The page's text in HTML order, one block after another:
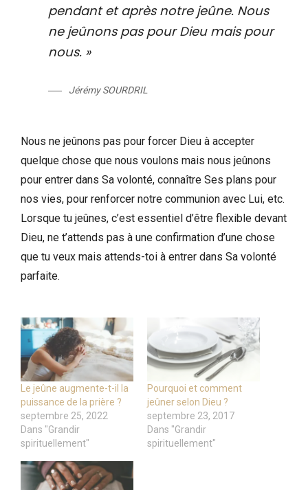
pendant et après notre jeûne. Nous
ne jeûnons pas pour Dieu mais pour
nous. »
Jérémy SOURDRIL
Nous ne jeûnons pas pour forcer Dieu à accepter
quelque chose que nous voulons mais nous jeûnons
pour entrer dans Sa volonté, connaître Ses plans pour
nos vies, pour renforcer notre communion avec Lui, etc.
Lorsque tu jeûnes, c’est essentiel d’être flexible devant
Dieu, ne t’attends pas à une confirmation d’une chose
que tu veux mais attends-toi à entrer dans Sa volonté
parfaite.
Le jeûne augmente-t-il la
puissance de la prière ?
septembre 25, 2022
Dans "Grandir
spirituellement"
Pourquoi et comment
jeûner selon Dieu ?
septembre 23, 2017
Dans "Grandir
spirituellement"